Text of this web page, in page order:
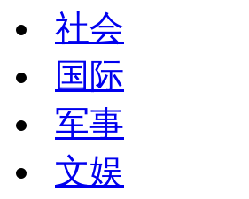
社会
国际
军事
文娱